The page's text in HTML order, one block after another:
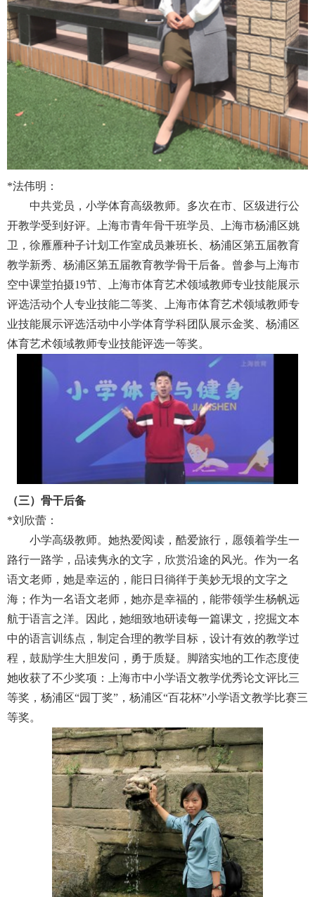
*法伟明：
中共党员，小学体育高级教师。多次在市、区级进行公
开教学受到好评。上海市青年骨干班学员、上海市杨浦区姚
卫，徐雁雁种子计划工作室成员兼班长、杨浦区第五届教育
教学新秀、杨浦区第五届教育教学骨干后备。曾参与上海市
空中课堂拍摄19节、上海市体育艺术领域教师专业技能展示
评选活动个人专业技能二等奖、上海市体育艺术领域教师专
业技能展示评选活动中小学体育学科团队展示金奖、杨浦区
体育艺术领域教师专业技能评选一等奖。
（三）骨干后备
*刘欣蕾：
小学高级教师。她热爱阅读，酷爱旅行，愿领着学生一
路行一路学，品读隽永的文字，欣赏沿途的风光。作为一名
语文老师，她是幸运的，能日日徜徉于美妙无垠的文字之
海；作为一名语文老师，她亦是幸福的，能带领学生杨帆远
航于语言之洋。因此，她细致地研读每一篇课文，挖掘文本
中的语言训练点，制定合理的教学目标，设计有效的教学过
程，鼓励学生大胆发问，勇于质疑。脚踏实地的工作态度使
她收获了不少奖项：上海市中小学语文教学优秀论文评比三
等奖，杨浦区“园丁奖”，杨浦区“百花杯”小学语文教学比赛三
等奖。